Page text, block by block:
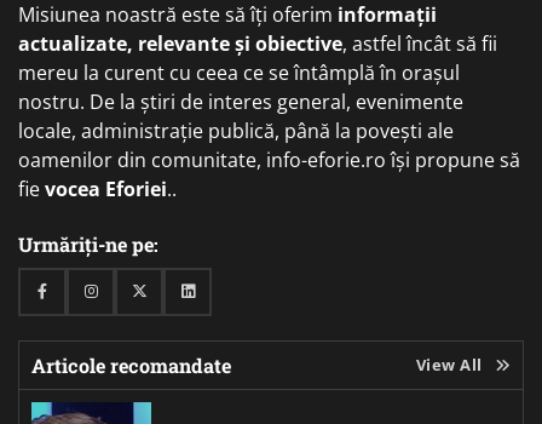
Misiunea noastră este să îți oferim informații
actualizate, relevante și obiective, astfel încât să fii
mereu la curent cu ceea ce se întâmplă în orașul
nostru. De la știri de interes general, evenimente
locale, administrație publică, până la povești ale
oamenilor din comunitate, info-eforie.ro își propune să
fievocea Eforiei..
Urmăriți-ne pe:
FacebookInstagramTwitterLinkedin
Articole recomandate View All